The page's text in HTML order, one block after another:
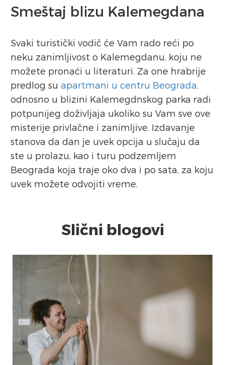
Smeštaj blizu Kalemegdana
Svaki turistički vodič će Vam rado reći po
neku zanimljivost o Kalemegdanu, koju ne
možete pronaći u literaturi. Za one hrabrije
predlog su apartmani u centru Beograda,
odnosno u blizini Kalemegdnskog parka radi
potpunijeg doživljaja ukoliko su Vam sve ove
misterije privlačne i zanimljive. Izdavanje
stanova da dan je uvek opcija u slučaju da
ste u prolazu, kao i turu podzemljem
Beograda koja traje oko dva i po sata, za koju
uvek možete odvojiti vreme.
Slični blogovi